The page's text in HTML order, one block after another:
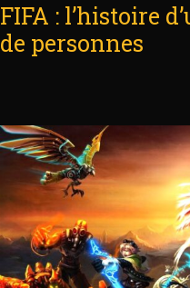
FIFA : l’histoire
de personnes